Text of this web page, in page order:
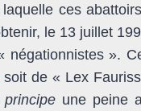
ces
le 13 juillet
négationnistes ».
soit de « Lex
principe une peine